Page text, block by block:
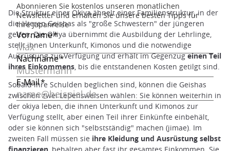
Die Struktur einer Okiya ähnelt einer Familienstruktur, in der
die älteren Geishas als "große Schwestern" der jüngeren
gelten. Die Okiya übernimmt die Ausbildung der Lehrlinge,
stellt ihnen Unterkunft, Kimonos und die notwendige
Ausrüstung zur Verfügung und erhält im Gegenzugeinen Teil
ihres Einkommens , bis die entstandenen Kosten getilgt sind.
Sobald ihre Schulden beglichen sind, können die Geishas
zwischen zwei Lebensweisen wählen: Sie können weiterhin in
der okiya leben, die ihnen Unterkunft und Kimonos zur
Verfügung stellt, aber einen Teil ihrer Einkünfte einbehält,
oder sie können sich "selbstständig" machen (jimae). Im
zweiten Fall müssen sie ihre Kleidung und Ausrüstung selbst